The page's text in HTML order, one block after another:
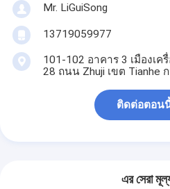
Mr. LiGuiSong
13719059977
101-102 อาคาร 3 เมืองเค
28 ถนน Zhuji เขต Tianhe
ติดต่อตอน
এর সেরা